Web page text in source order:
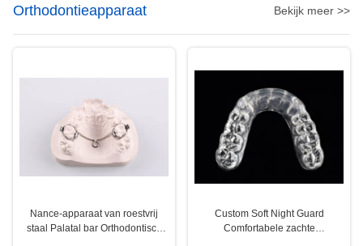
Orthodontieapparaat Bekijk meer >>
Nance-apparaat van roestvrij
staal Palatal bar Orthodontisch
Custom Soft Night Guard
Comfortabele zachte